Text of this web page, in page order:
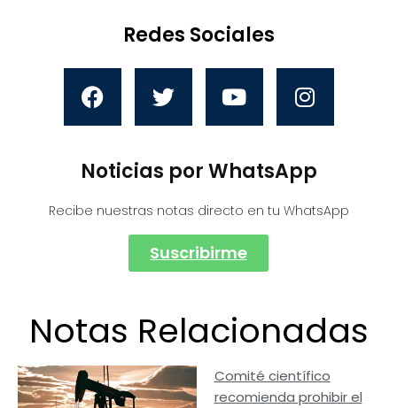
Redes Sociales
Noticias por WhatsApp
Recibe nuestras notas directo en tu WhatsApp
Suscribirme
Notas Relacionadas
Comité científico
recomienda prohibir el